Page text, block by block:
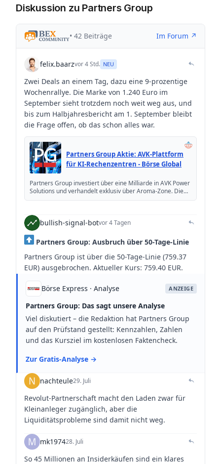
Diskussion zu Partners Group